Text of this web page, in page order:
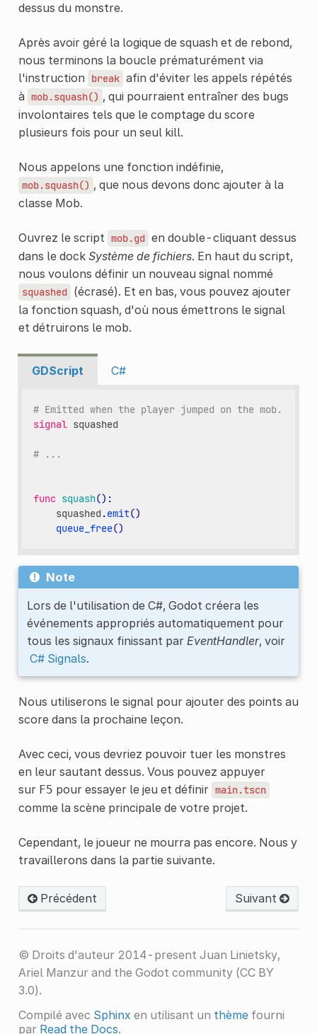
dessus du monstre.
Après avoir géré la logique de squash et de rebond,
nous terminons la boucle prématurément via
l'instruction
break afin d'éviter les appels répétés
à mob.squash() , qui pourraient entraîner des bugs
involontaires tels que le comptage du score
plusieurs fois pour un seul kill.
Nous appelons une fonction indéfinie,
mob.squash() , que nous devons donc ajouter à la
classe Mob.
Ouvrez le script mob.gd en double-cliquant dessus
dans le dock Système de fichiers. En haut du script,
nous voulons définir un nouveau signal nommé
squashed (écrasé). Et en bas, vous pouvez ajouter
la fonction squash, d'où nous émettrons le signal
et détruirons le mob.
GDScript C#
# Emitted when the player jumped on the mob.
signal squashed
# ...
func squash():
squashed .emit()
queue_free()
Note
Lors de l'utilisation de C#, Godot créera les
événements appropriés automatiquement pour
tous les signaux finissant par EventHandler, voir
C# Signals.
Nous utiliserons le signal pour ajouter des points au
score dans la prochaine leçon.
Avec ceci, vous devriez pouvoir tuer les monstres
en leur sautant dessus. Vous pouvez appuyer
sur F5 pour essayer le jeu et définir main.tscn
comme la scène principale de votre projet.
Cependant, le joueur ne mourra pas encore. Nous y
travaillerons dans la partie suivante.
Précédent Suivant
© Droits d'auteur 2014-present Juan Linietsky,
Ariel Manzur and the Godot community (CC BY
3.0).
Compilé avec Sphinx en utilisant un thèmefourni
par Read the Docs.